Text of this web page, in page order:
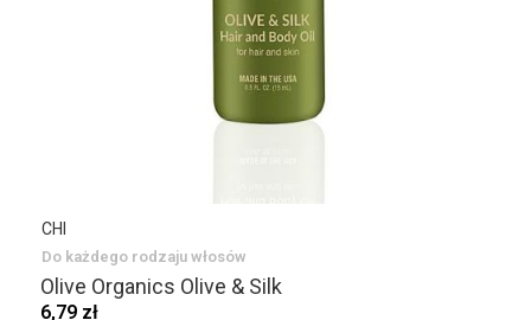
CHI
Do każdego rodzaju włosów
Olive Organics Olive & Silk
6,79 zł